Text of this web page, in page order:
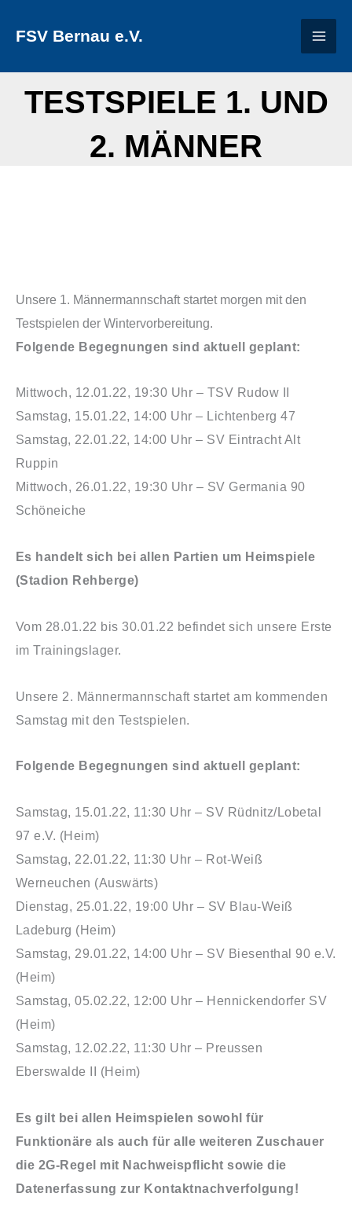
InhaltFSV Bernau e.V.
TESTSPIELE 1. UND
2. MÄNNER
Unsere 1. Männermannschaft startet morgen mit den
Testspielen der Wintervorbereitung.
Folgende Begegnungen sind aktuell geplant:
Mittwoch, 12.01.22, 19:30 Uhr – TSV Rudow II
Samstag, 15.01.22, 14:00 Uhr – Lichtenberg 47
Samstag, 22.01.22, 14:00 Uhr – SV Eintracht Alt
Ruppin
Mittwoch, 26.01.22, 19:30 Uhr – SV Germania 90
Schöneiche
Es handelt sich bei allen Partien um Heimspiele
(Stadion Rehberge)
Vom 28.01.22 bis 30.01.22 befindet sich unsere Erste
im Trainingslager.
Unsere 2. Männermannschaft startet am kommenden
Samstag mit den Testspielen.
Folgende Begegnungen sind aktuell geplant:
Samstag, 15.01.22, 11:30 Uhr – SV Rüdnitz/Lobetal
97 e.V. (Heim)
Samstag, 22.01.22, 11:30 Uhr – Rot-Weiß
Werneuchen (Auswärts)
Dienstag, 25.01.22, 19:00 Uhr – SV Blau-Weiß
Ladeburg (Heim)
Samstag, 29.01.22, 14:00 Uhr – SV Biesenthal 90 e.V.
(Heim)
Samstag, 05.02.22, 12:00 Uhr – Hennickendorfer SV
(Heim)
Samstag, 12.02.22, 11:30 Uhr – Preussen
Eberswalde II (Heim)
Es gilt bei allen Heimspielen sowohl für
Funktionäre als auch für alle weiteren Zuschauer
die 2G-Regel mit Nachweispflicht sowie die
Datenerfassung zur Kontaktnachverfolgung!